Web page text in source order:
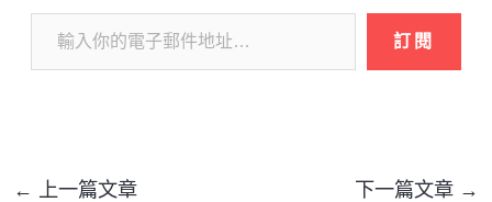
訂閱
← 上一篇文章 下一篇文章 →